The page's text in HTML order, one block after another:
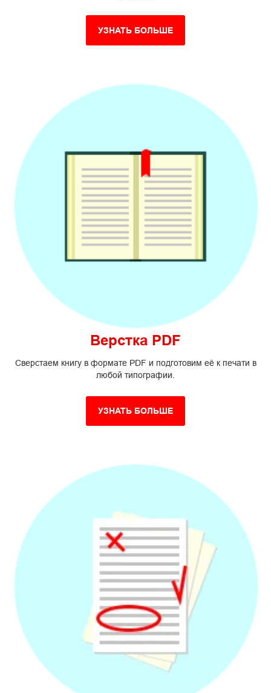
УЗНАТЬ БОЛЬШЕ
Верстка PDF
Сверстаем книгу в формате PDF и подготовим её к печати в
любой типографии.
УЗНАТЬ БОЛЬШЕ